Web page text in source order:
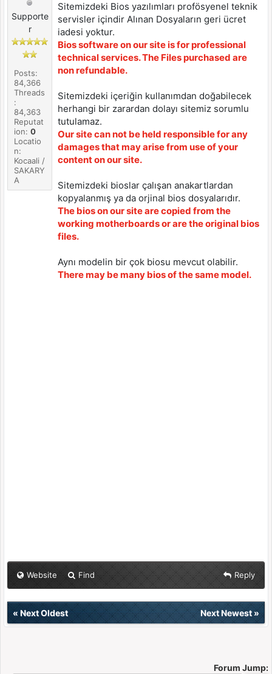
Supporte
r
Posts:
84,366
Threads
:
84,363
Reputat
ion:0
Locatio
n:
Kocaali /
SAKARY
A
Sitemizdeki Bios yazılımları profösyenel teknik
servisler içindir Alınan Dosyaların geri ücret
iadesi yoktur.
Bios software on our site is for professional
technical services. The Files purchased are
non refundable.
Sitemizdeki içeriğin kullanımdan doğabilecek
herhangi bir zarardan dolayı sitemiz sorumlu
tutulamaz.
Our site can not be held responsible for any
damages that may arise from use of your
content on our site.
Sitemizdeki bioslar çalışan anakartlardan
kopyalanmış ya da orjinal bios dosyalarıdır.
The bios on our site are copied from the
working motherboards or are the original bios
files.
Aynı modelin bir çok biosu mevcut olabilir.
There may be many bios of the same model.
Website Find Reply
« Next Oldest Next Newest»
Forum Jump: